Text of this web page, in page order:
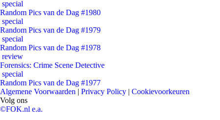
special
Random Pics van de Dag #1980
special
Random Pics van de Dag #1979
special
Random Pics van de Dag #1978
review
Forensics: Crime Scene Detective
special
Random Pics van de Dag #1977
Algemene Voorwaarden | Privacy Policy | Cookievoorkeuren
Volg ons
©FOK.nl e.a.